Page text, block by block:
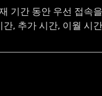
기간 동안 우선 접속
간, 추가 시간, 이월 시